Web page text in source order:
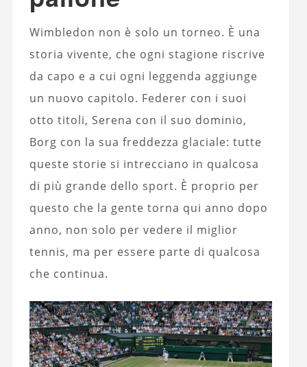
Wimbledon non è solo un torneo. È una
storia vivente, che ogni stagione riscrive
da capo e a cui ogni leggenda aggiunge
un nuovo capitolo. Federer con i suoi
otto titoli, Serena con il suo dominio,
Borg con la sua freddezza glaciale: tutte
queste storie si intrecciano in qualcosa
di più grande dello sport. È proprio per
questo che la gente torna qui anno dopo
anno, non solo per vedere il miglior
tennis, ma per essere parte di qualcosa
che continua.